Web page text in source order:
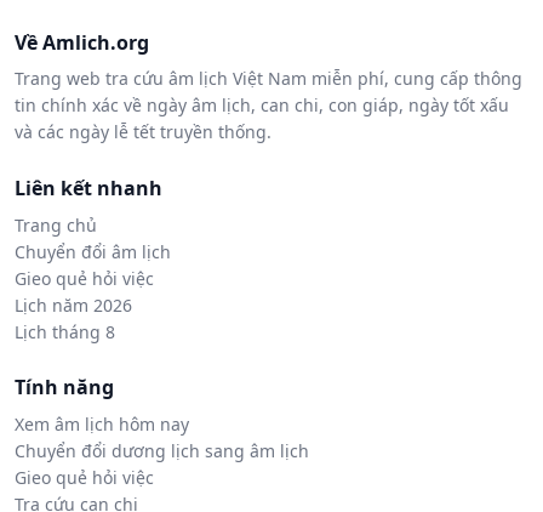
Về Amlich.org
Trang web tra cứu âm lịch Việt Nam miễn phí, cung cấp thông
tin chính xác về ngày âm lịch, can chi, con giáp, ngày tốt xấu
và các ngày lễ tết truyền thống.
Liên kết nhanh
Trang chủ
Chuyển đổi âm lịch
Gieo quẻ hỏi việc
Lịch năm 2026
Lịch tháng 8
Tính năng
Xem âm lịch hôm nay
Chuyển đổi dương lịch sang âm lịch
Gieo quẻ hỏi việc
Tra cứu can chi